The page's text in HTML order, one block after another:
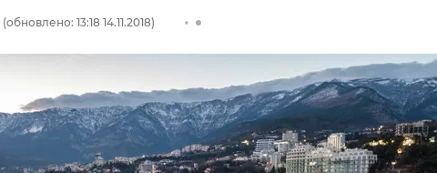
(обновлено: 13:18 14.11.2018)